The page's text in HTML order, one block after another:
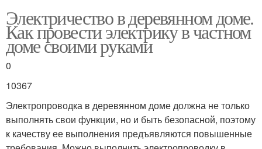
Электричество в деревянном доме.
Как провести электрику в частном
доме своими руками
0
10367
Электропроводка в деревянном доме должна не только
выполнять свои функции, но и быть безопасной, поэтому
к качеству ее выполнения предъявляются повышенные